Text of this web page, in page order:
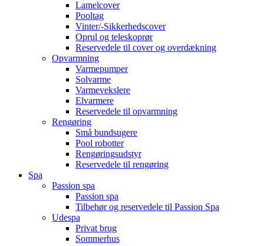
Lamelcover
Pooltag
Vinter/-Sikkerhedscover
Oprul og teleskoprør
Reservedele til cover og overdækning
Opvarmning
Varmepumper
Solvarme
Varmevekslere
Elvarmere
Reservedele til opvarmning
Rengøring
Små bundsugere
Pool robotter
Rengøringsudstyr
Reservedele til rengøring
Spa
Passion spa
Passion spa
Tilbehør og reservedele til Passion Spa
Udespa
Privat brug
Sommerhus